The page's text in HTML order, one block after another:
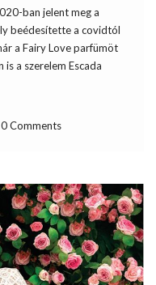
ban jelent meg a
beédesítette a covidtól
a Fairy Love parfümöt
a szerelem Escada
0 Comments